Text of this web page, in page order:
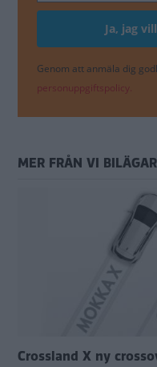
Genom att anmäla dig
personuppgiftspolicy.
MER FRÅN VI
Crossland X ny